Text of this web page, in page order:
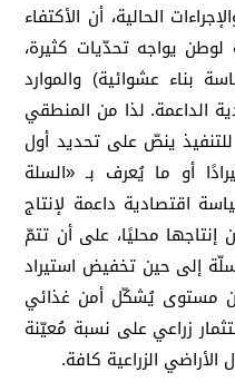
الحالية، أن الأكتفاء
يواجه تحدّيات كثيرة،
بناء عشوائية) والموارد
الداعمة. لذا من المنطقي
ينصّ على تحديد أول
أو ما يُعرف بـ «السلة
اقتصادية داعمة لإنتاج
محليًا، على أن تتمّ
إلى حين تخفيض استيراد
من مستوى يُشكّل أمن غذائي
زراعي على نسبة مُعيّنة
الزراعية كافة.